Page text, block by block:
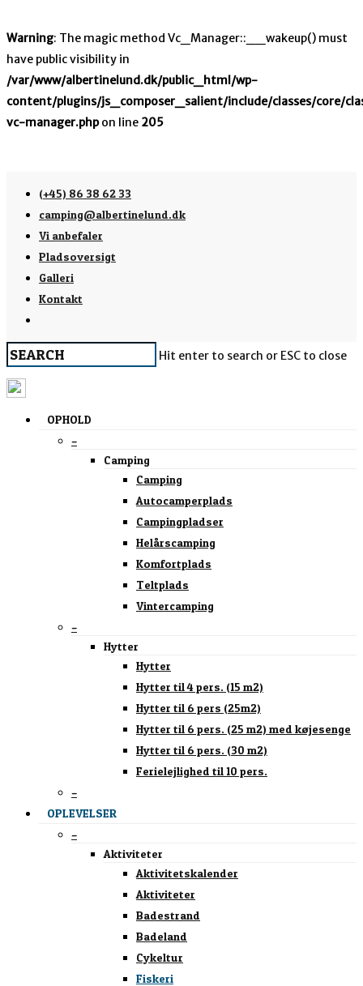
Warning: The magic method Vc_Manager::__wakeup() must
have public visibility in
/var/www/albertinelund.dk/public_html/wp-
content/plugins/js_composer_salient/include/classes/core/
vc-manager.phpon line 205
(+45) 86 38 62 33
camping@albertinelund.dk
Vi anbefaler
Pladsoversigt
Galleri
Kontakt
Hit enter to search or ESC to close
OPHOLD
–
Camping
Camping
Autocamperplads
Campingpladser
Helårscamping
Komfortplads
Teltplads
Vintercamping
–
Hytter
Hytter
Hytter til 4 pers. (15 m2)
Hytter til 6 pers (25m2)
Hytter til 6 pers. (25 m2) med køjesenge
Hytter til 6 pers. (30 m2)
Ferielejlighed til 10 pers.
–
OPLEVELSER
–
Aktiviteter
Aktivitetskalender
Aktiviteter
Badestrand
Badeland
Cykeltur
Fiskeri